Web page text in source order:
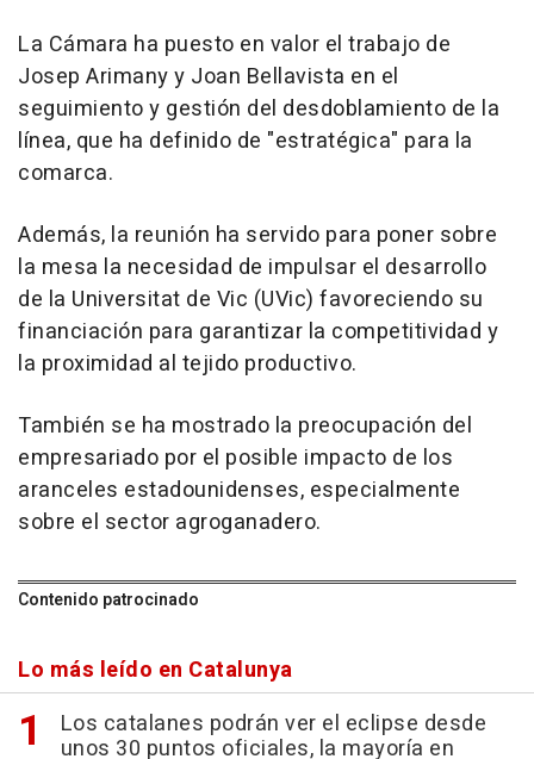
La Cámara ha puesto en valor el trabajo de
Josep Arimany y Joan Bellavista en el
seguimiento y gestión del desdoblamiento de la
línea, que ha definido de "estratégica" para la
comarca.
Además, la reunión ha servido para poner sobre
la mesa la necesidad de impulsar el desarrollo
de la Universitat de Vic (UVic) favoreciendo su
financiación para garantizar la competitividad y
la proximidad al tejido productivo.
También se ha mostrado la preocupación del
empresariado por el posible impacto de los
aranceles estadounidenses, especialmente
sobre el sector agroganadero.
Contenido patrocinado
Lo más leído en Catalunya
Los catalanes podrán ver el eclipse desde
unos 30 puntos oficiales, la mayoría en